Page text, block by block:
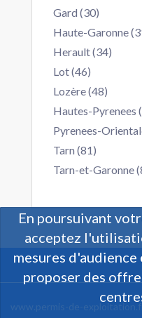
Gard (30)
Haute-Garonne
Herault (34)
Lot (46)
Lozère (48)
Hautes-Pyrenees
Pyrenees-
Tarn (81)
Tarn-et-Garonne
www.permis-de-
En poursuivant
acceptez
mesures
proposer des